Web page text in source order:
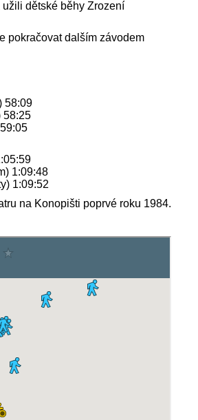
dětské běhy Zrození
pokračovat dalším závodem
58:09
58:25
1:09:48
1:09:52
na Konopišti poprvé roku 1984.